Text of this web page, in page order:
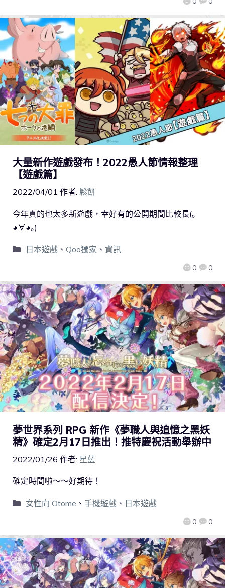
大量新作遊戲發布！2022愚人節情報整理
【遊戲篇】
2022/04/01 作者: 鬆餅
0 0
今年真的也太多新遊戲，幸好有的公開期間比較長(｡
◕∀◕｡)
日本遊戲、 Qoo獨家 、 資訊
夢世界系列 RPG 新作《夢職人與追憶之黑妖
精》確定2月17日推出！推特慶祝活動舉辦中
2022/01/26 作者: 星藍
0 0
確定時間啦～～好期待！
女性向 Otome 、 手機遊戲、 日本遊戲